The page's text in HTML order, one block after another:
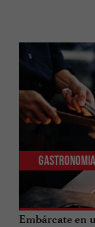
Embárcate en
Gastronomia